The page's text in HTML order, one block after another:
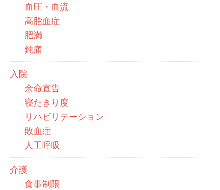
血圧・血流
高脂血症
肥満
鈍痛
入院
余命宣告
寝たきり度
リハビリテーション
敗血症
人工呼吸
介護
食事制限